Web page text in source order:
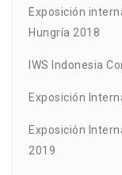
Exposición
Hungría 2018
IWS Indonesia
Exposición
Exposición
2019